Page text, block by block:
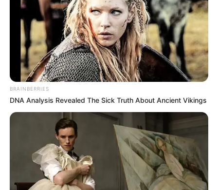
Why this ordinary drink is the secret to feeling
your best every day
CTA FAVORITE
Films To Make You Question Everything You Know
About Cinema
BRAINBERRIES
BRAINBERRIES
DNA Analysis Revealed The Sick Truth About Ancient Vikings